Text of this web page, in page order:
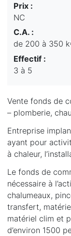
Prix :
NC
C.A. :
de 200 à 350
Effectif :
3 à 5
Vente fonds de
– plomberie,
Entreprise
ayant pour
à chaleur,
Le fonds de
nécessaire à
chalumeaux,
transfert,
matériel clim et
d’environ 1500